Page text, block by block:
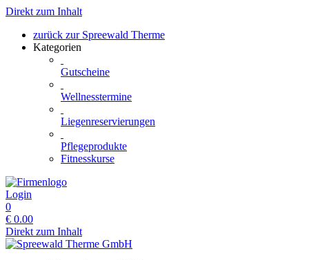
Direkt zum Inhalt
zurück zur Spreewald Therme
Kategorien
Gutscheine
Wellnesstermine
Liegenreservierungen
Pflegeprodukte
Fitnesskurse
Login
0
€ 0.00
Direkt zum Inhalt